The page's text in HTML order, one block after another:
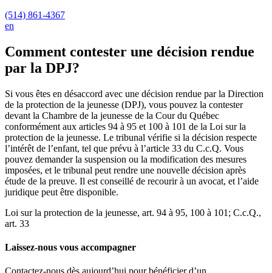
(514) 861-4367
en
Comment contester une décision rendue
par la DPJ?
Si vous êtes en désaccord avec une décision rendue par la Direction
de la protection de la jeunesse (DPJ), vous pouvez la contester
devant la Chambre de la jeunesse de la Cour du Québec
conformément aux articles 94 à 95 et 100 à 101 de la Loi sur la
protection de la jeunesse. Le tribunal vérifie si la décision respecte
l’intérêt de l’enfant, tel que prévu à l’article 33 du C.c.Q. Vous
pouvez demander la suspension ou la modification des mesures
imposées, et le tribunal peut rendre une nouvelle décision après
étude de la preuve. Il est conseillé de recourir à un avocat, et l’aide
juridique peut être disponible.
Loi sur la protection de la jeunesse, art. 94 à 95, 100 à 101; C.c.Q.,
art. 33
Laissez-nous vous accompagner